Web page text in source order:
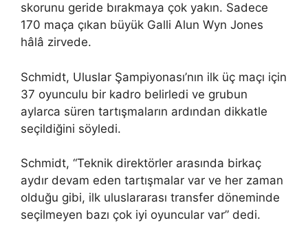
skorunu geride bırakmaya çok yakın. Sadece
170 maça çıkan büyük Galli Alun Wyn Jones
hâlâ zirvede.
Schmidt, Uluslar Şampiyonası’nın ilk üç maçı için
37 oyunculu bir kadro belirledi ve grubun
aylarca süren tartışmaların ardından dikkatle
seçildiğini söyledi.
Schmidt, “Teknik direktörler arasında birkaç
aydır devam eden tartışmalar var ve her zaman
olduğu gibi, ilk uluslararası transfer döneminde
seçilmeyen bazı çok iyi oyuncular var” dedi.